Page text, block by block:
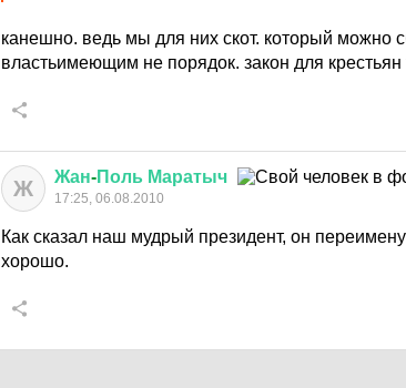
канешно. ведь мы для них скот. который можно
властьимеющим не порядок. закон для крестьян
Ж Жан-Поль Маратыч
17:25, 06.08.2010
Как сказал наш мудрый президент, он
хорошо.